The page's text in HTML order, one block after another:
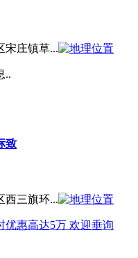
宋庄镇草...
..
致
西三旗环...
优惠高达5万 欢迎垂询